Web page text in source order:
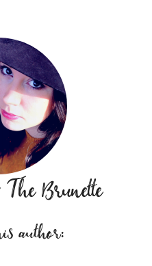
Brunette
author: